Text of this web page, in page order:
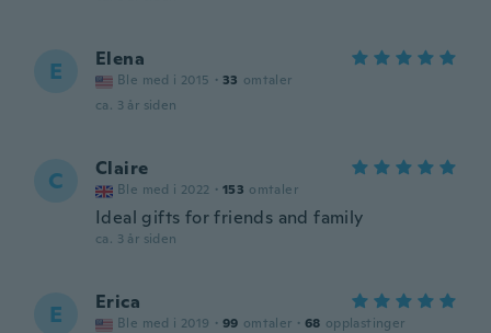
E Elena
Ble med i 2015 · 33 omtaler
ca. 3 år siden
C Claire
Ble med i 2022 · 153 omtaler
Ideal gifts for friends and family
ca. 3 år siden
E Erica
Ble med i 2019 · 99 omtaler · 68 opplastinger